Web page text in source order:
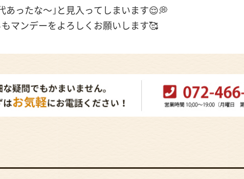
あったな〜｣と見入ってしまいます😌💭
もマンデーをよろしくお願いします🥰